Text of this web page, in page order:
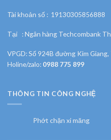
Tài khoản số : 19130305856888
Tại : Ngân hàng Techcombank
VPGD: Số 924B đường Kim
Holine/zalo: 0988 775 899
THÔNG TIN CÔNG NGHỆ
Phớt chặn xi măng